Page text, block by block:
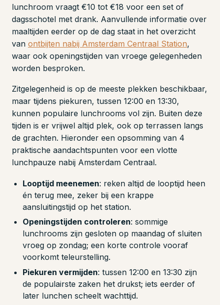
lunchroom vraagt €10 tot €18 voor een set of
dagsschotel met drank. Aanvullende informatie over
maaltijden eerder op de dag staat in het overzicht
van ontbijten nabij Amsterdam Centraal Station,
waar ook openingstijden van vroege gelegenheden
worden besproken.
Zitgelegenheid is op de meeste plekken beschikbaar,
maar tijdens piekuren, tussen 12:00 en 13:30,
kunnen populaire lunchrooms vol zijn. Buiten deze
tijden is er vrijwel altijd plek, ook op terrassen langs
de grachten. Hieronder een opsomming van 4
praktische aandachtspunten voor een vlotte
lunchpauze nabij Amsterdam Centraal.
Looptijd meenemen: reken altijd de looptijd heen
én terug mee, zeker bij een krappe
aansluitingstijd op het station.
Openingstijden controleren: sommige
lunchrooms zijn gesloten op maandag of sluiten
vroeg op zondag; een korte controle vooraf
voorkomt teleurstelling.
Piekuren vermijden: tussen 12:00 en 13:30 zijn
de populairste zaken het drukst; iets eerder of
later lunchen scheelt wachttijd.